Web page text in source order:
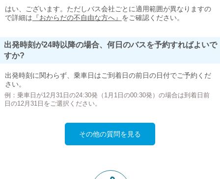
はい、ございます。ただしバス会社ごとに適用範囲が異なりますの
で詳細は 『おからだの不自由な方へ』 をご確認ください。
出発時刻が24時以降の場合、何日のバスを予約すればよいで
すか?
出発時刻に関わらず、乗車日はご到着日の前日の日付でご予約くだ
さい。
例：乗車日が12月31日の24:30発（1月1日の00:30発）の場合は到着日前
日の12月31日をご選択ください。
その他の質問を見る